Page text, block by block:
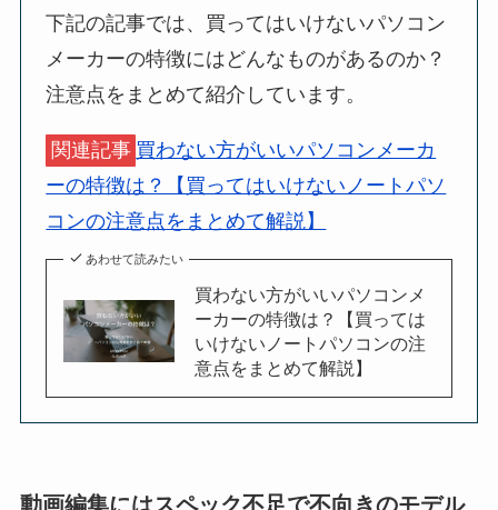
下記の記事では、買ってはいけないパソコン
メーカーの特徴にはどんなものがあるのか？
注意点をまとめて紹介しています。
関連記事 買わない方がいいパソコンメーカ
ーの特徴は？【買ってはいけないノートパソ
コンの注意点をまとめて解説】
あわせて読みたい
買わない方がいいパソコンメ
ーカーの特徴は？【買っては
いけないノートパソコンの注
意点をまとめて解説】
動画編集にはスペック不足で不向きのモデル